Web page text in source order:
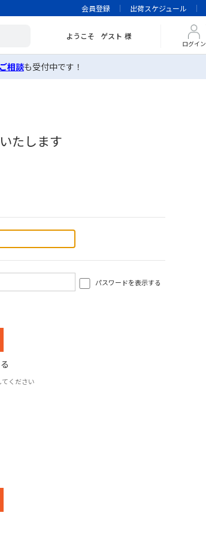
会員登録 出荷スケジュール
ようこそ ゲスト 様
ログイン
相談も受付中です！
たします
パスワードを表示する
ください